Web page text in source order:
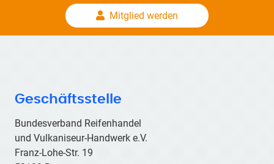
Mitglied werden
Geschäftsstelle
Bundesverband Reifenhandel
und Vulkaniseur-Handwerk e.V.
Franz-Lohe-Str. 19